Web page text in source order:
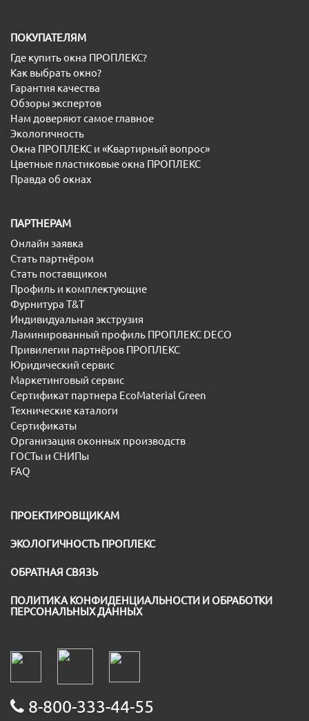
ПОКУПАТЕЛЯМ
Где купить окна ПРОПЛЕКС?
Как выбрать окно?
Гарантия качества
Обзоры экспертов
Нам доверяют самое главное
Экологичность
Окна ПРОПЛЕКС и «Квартирный вопрос»
Цветные пластиковые окна ПРОПЛЕКС
Правда об окнах
ПАРТНЕРАМ
Онлайн заявка
Стать партнёром
Стать поставщиком
Профиль и комплектующие
Фурнитура T&T
Индивидуальная экструзия
Ламинированный профиль ПРОПЛЕКС DECO
Привилегии партнёров ПРОПЛЕКС
Юридический сервис
Маркетинговый сервис
Сертификат партнера EcoMaterial Green
Технические каталоги
Сертификаты
Организация оконных производств
ГОСТы и СНИПы
FAQ
ПРОЕКТИРОВЩИКАМ
ЭКОЛОГИЧНОСТЬ ПРОПЛЕКС
ОБРАТНАЯ СВЯЗЬ
ПОЛИТИКА КОНФИДЕНЦИАЛЬНОСТИ И ОБРАБОТКИ
ПЕРСОНАЛЬНЫХ ДАННЫХ
8-800-333-44-55